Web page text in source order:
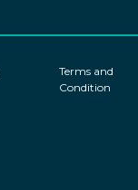
Terms and
Condition